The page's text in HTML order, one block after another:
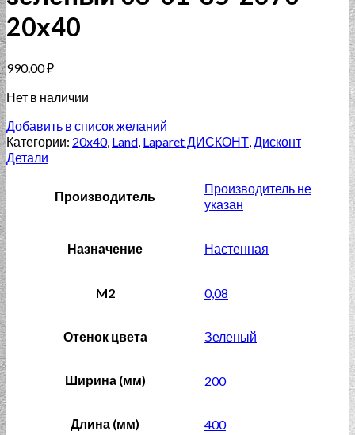
20х40
990.00₽
Нет в наличии
Добавить в список желаний
Категории: 20x40, Land, Laparet ДИСКОНТ,Дисконт
Детали
Производитель
Производитель не
указан
Назначение Настенная
M2 0,08
Отенок цвета Зеленый
Ширина (мм) 200
Длина (мм) 400